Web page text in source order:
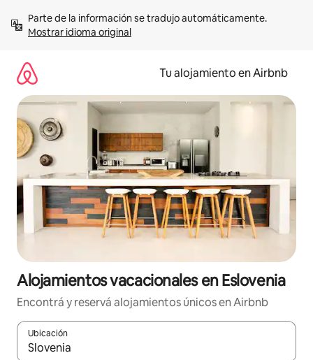
contenidoMostrar idioma original
Tu alojamiento en Airbnb
Alojamientos vacacionales en Eslovenia
Encontrá y reservá alojamientos únicos en Airbnb
Ubicación
Cuando los resultados estén disponibles, navegá con las